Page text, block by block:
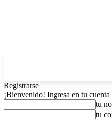
Registrarse
¡Bienvenido! Ingresa en tu cuenta
tu
tu